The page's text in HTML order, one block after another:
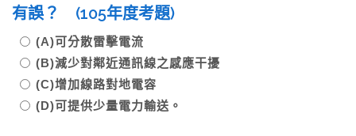
有誤？ (105年度考題)
(A)可分散雷擊電流
(B)減少對鄰近通訊線之感應干擾
(C)增加線路對地電容
(D)可提供少量電力輸送。